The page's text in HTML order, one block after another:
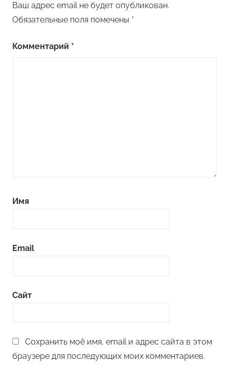
Ваш адрес email не будет опубликован.
Обязательные поля помечены *
Комментарий *
Имя
Email
Сайт
Сохранить моё имя, email и адрес сайта в этом
браузере для последующих моих комментариев.